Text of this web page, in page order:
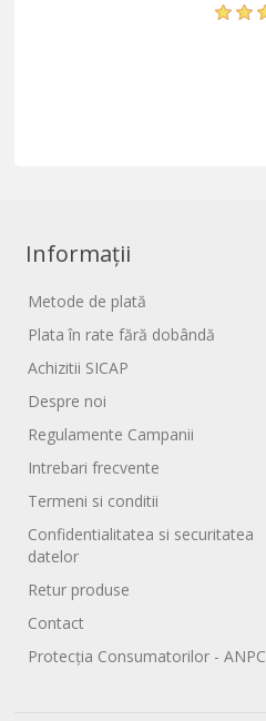
Informații
Metode de plată
Plata în rate fără dobândă
Achizitii SICAP
Despre noi
Regulamente Campanii
Intrebari frecvente
Termeni si conditii
Confidentialitatea si securitatea
datelor
Retur produse
Contact
Protecția Consumatorilor - ANPC